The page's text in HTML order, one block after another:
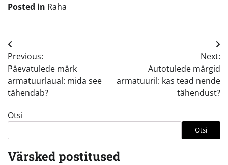
Posted in Raha
Navigeerimine
Previous:
Päevatulede märk
armatuurlaual: mida see
tähendab?
Next:
Autotulede märgid
armatuuril: kas tead nende
tähendust?
Otsi
Otsi
Värsked postitused